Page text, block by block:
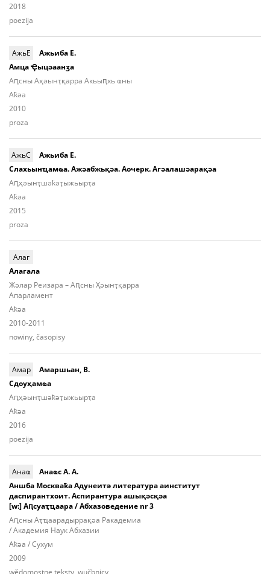
2018
poezija
АжьЕ
Ажьиба Е.
Амца Ҿыцәаанӡа
Аԥсны Аҳәынҭқарра Акьыԥхь ҩны
Aҟәа
2010
proza
АжьС
Ажьиба Е.
Слахьынҵамҩа. Ажәабжьқәа. Аочерк. Агәалашәарақәа
Aԥ­ҳәынҭ­шәҟәҭы­жьыр­ҭа
Aҟәа
2015
proza
Алаг
Алагала
Жәлар Реизара – Аԥсны Ҳәынҭқарра
Апарламент
Aҟәа
2010-2011
nowiny, časopisy
Амар
Амаршьан, В.
Сдоуҳамҩа
Аԥ­ҳәынҭ­шәҟәҭы­жьыp­ҭа
Aҟәа
2016
poezija
Анаҩ
Анаҩс А. А.
Аншба Москваҟа Адунеитә литература аинститут
даспирантхоит. Аспирантура ашықәсқәа
[w:] Аԥсуаҭҵаара / Абхазоведение nr 3
Аԥcны Аҭ­ҵаа­ра­дыр­ра­қәа Ракадемиа
/ Академия Наук Абхазии
Aҟәа / Сухум
2009
wědomostne teksty, wučbnicy